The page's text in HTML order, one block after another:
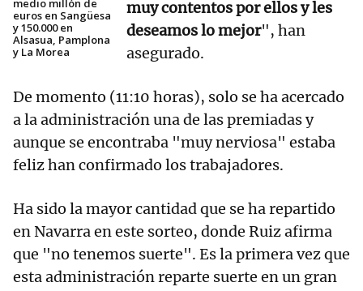
medio millón de
euros en Sangüesa
y 150.000 en
Alsasua, Pamplona
y La Morea
muy contentos por ellos y les
deseamos lo mejor", han
asegurado.
De momento (11:10 horas), solo se ha acercado
a la administración una de las premiadas y
aunque se encontraba "muy nerviosa" estaba
feliz han confirmado los trabajadores.
Ha sido la mayor cantidad que se ha repartido
en Navarra en este sorteo, donde Ruiz afirma
que "no tenemos suerte". Es la primera vez que
esta administración reparte suerte en un gran